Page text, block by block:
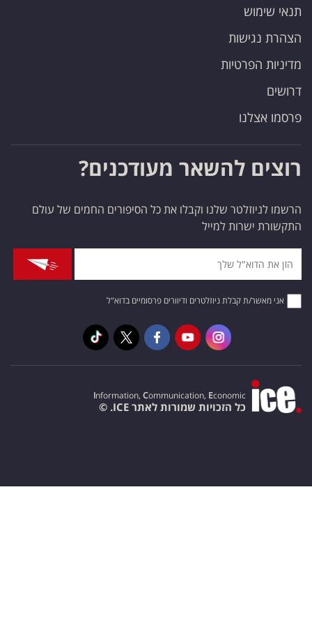
תנאי שימוש
הצהרת נגישות
מדיניות הפרטיות
דרושים
פרסמו אצלנו
רוצים להשאר מעודכנים?
הרשמו לניוזלטר שלנו וקבלו את כל הסיפורים החמים של עולם
התקשורת ישרות למייל
אני מאשר/ת קבלת ניוזלטרים ודיוורים פרסומיים בדוא"ל
Information, Communication, Economic
כל הזכויות שמורות לאתר ICE. ©